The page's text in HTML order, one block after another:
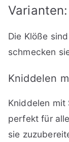
Die Klöße
schmecken
Kniddelen
Kniddelen mit
perfekt für
sie